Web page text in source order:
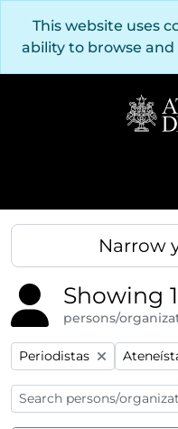
This website uses
ability to browse
Narrow
Showing
persons/
Remove filter:
Periodistas Remove